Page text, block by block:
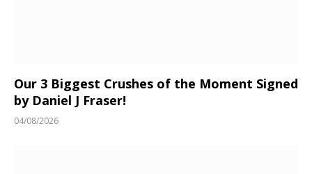
Our 3 Biggest Crushes of the Moment Signed
by Daniel J Fraser!
04/08/2026